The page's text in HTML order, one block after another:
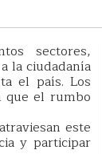
sectores,
la ciudadanía
el país. Los
que el rumbo
este
y participar